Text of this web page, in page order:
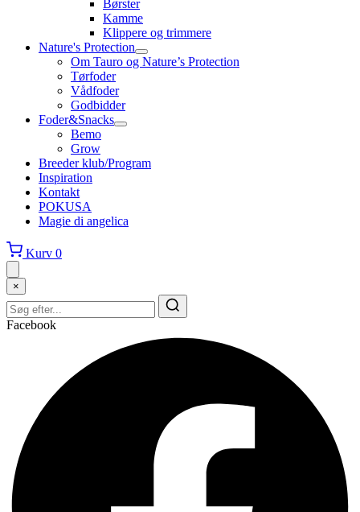
Børster
Kamme
Klippere og trimmere
Nature's Protection
Om Tauro og Nature’s Protection
Tørfoder
Vådfoder
Godbidder
Foder&Snacks
Bemo
Grow
Breeder klub/Program
Inspiration
Kontakt
POKUSA
Magie di angelica
Kurv 0
×
Facebook